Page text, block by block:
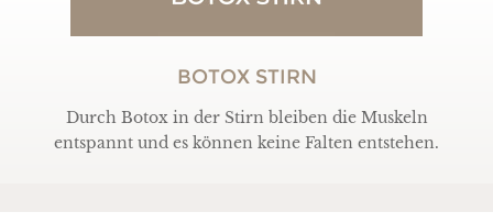
BOTOX STIRN
Durch Botox in der Stirn bleiben die Muskeln
entspannt und es können keine Falten entstehen.